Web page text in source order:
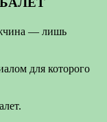
— лишь
для которого